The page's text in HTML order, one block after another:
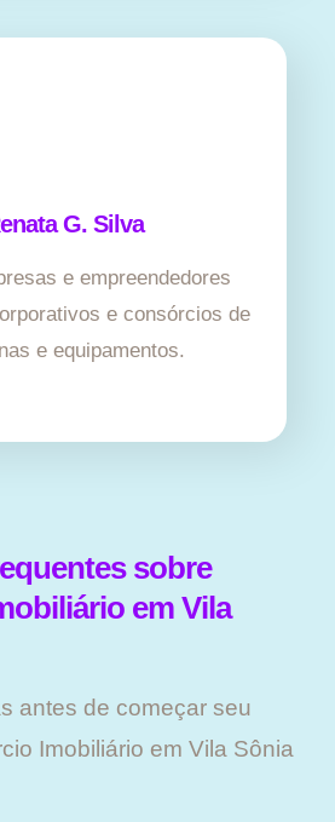
G. Silva
e empreendedores
e consórcios de
e equipamentos.
sobre
em Vila
antes de começar seu
Imobiliário em Vila Sônia